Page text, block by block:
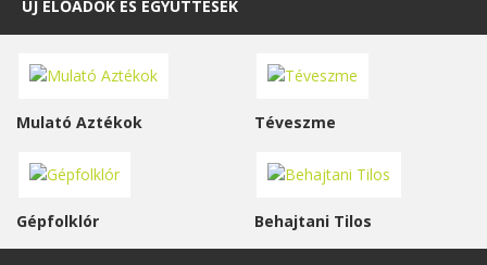
ÚJ ELŐADÓK ÉS EGYÜTTESEK
Mulató Aztékok Téveszme
Gépfolklór Behajtani Tilos